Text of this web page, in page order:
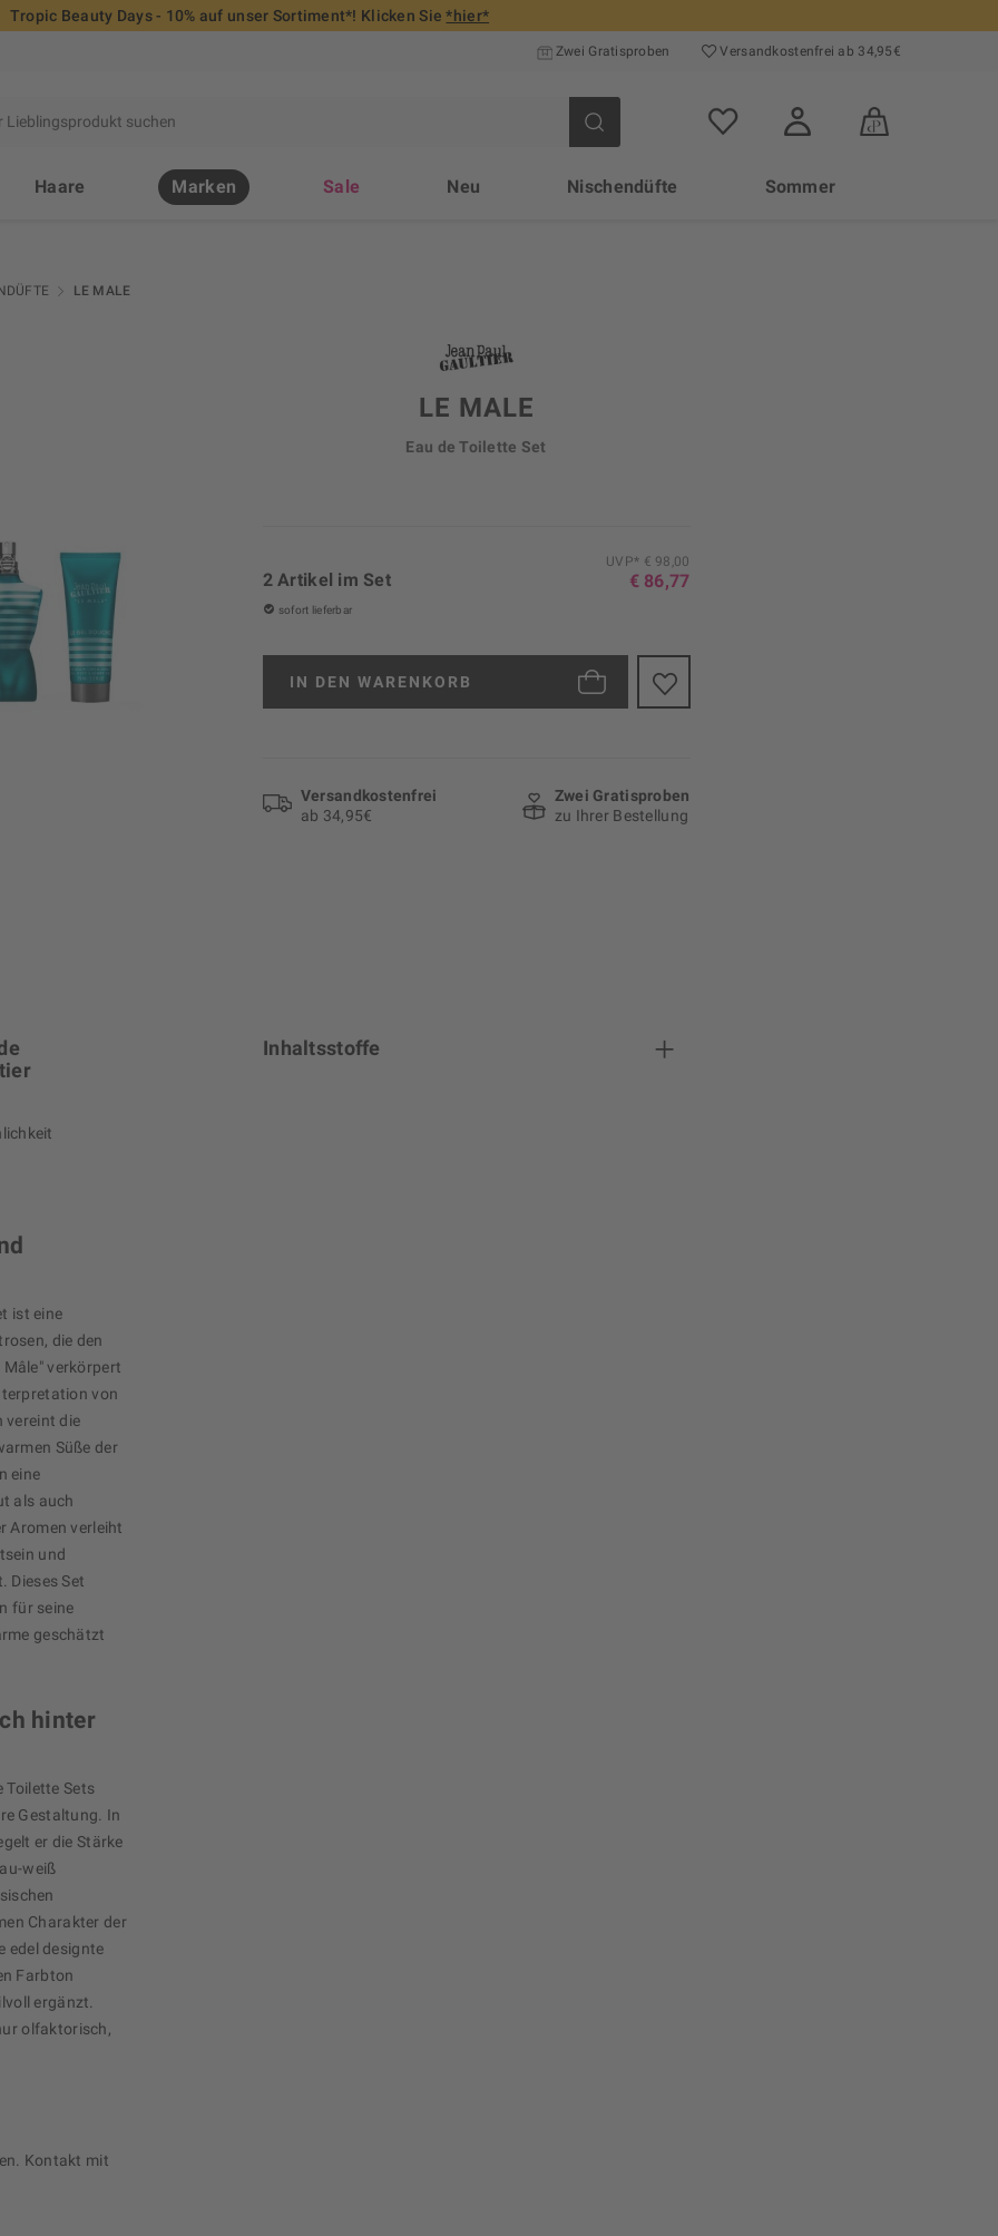
Tropic Beauty Days - 10% auf unser Sortiment*! Klicken Sie*hier*
Zwei Gratisproben Versand­kosten­frei ab 34,95€
Haare Marken Sale Neu Nischendüfte Sommer
LE MALE
LE MALE
Eau de Toilette Set
UVP* € 98,00
€ 86,77
2 Artikel im Set
sofort lieferbar
IN DEN WARENKORB
Versand­kosten­frei
ab 34,95€
Zwei Gratisproben
zu Ihrer Bestellung
ist eine
die den
verkörpert
von
vereint die
Süße der
eine
als auch
Aromen verleiht
und
Dieses Set
für seine
geschätzt
hinter
Toilette Sets
Gestaltung. In
er die Stärke
weiß
Charakter der
edel designte
Farbton
ergänzt.
olfaktorisch,
Kontakt mit
Inhaltsstoffe